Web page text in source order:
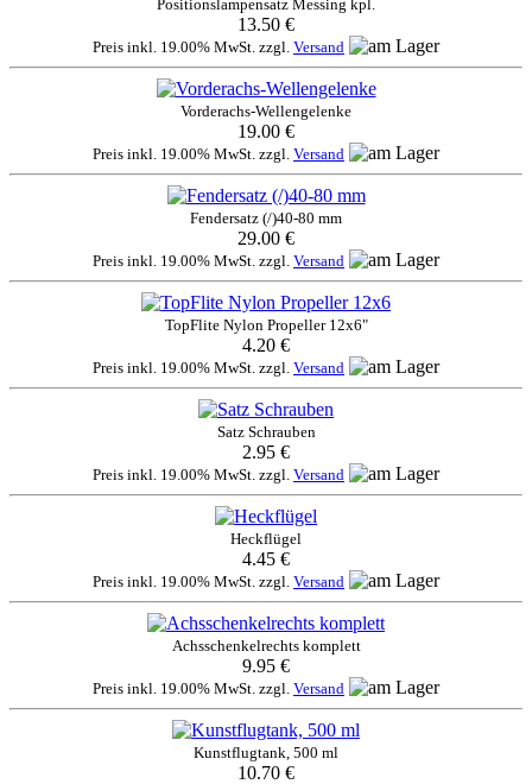
Positionslampensatz Messing kpl.
13.50 €
Preis inkl. 19.00% MwSt. zzgl. Versand
Vorderachs-Wellengelenke
19.00 €
Preis inkl. 19.00% MwSt. zzgl. Versand
Fendersatz (/)40-80 mm
29.00 €
Preis inkl. 19.00% MwSt. zzgl. Versand
TopFlite Nylon Propeller 12x6"
4.20 €
Preis inkl. 19.00% MwSt. zzgl. Versand
Satz Schrauben
2.95 €
Preis inkl. 19.00% MwSt. zzgl. Versand
Heckflügel
4.45 €
Preis inkl. 19.00% MwSt. zzgl. Versand
Achsschenkelrechts komplett
9.95 €
Preis inkl. 19.00% MwSt. zzgl. Versand
Kunstflugtank, 500 ml
10.70 €